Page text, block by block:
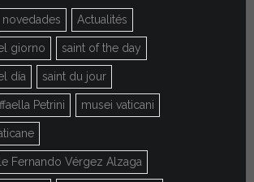
novedades Actualités
giorno saint of the day
día saint du jour
Petrini musei vaticani
Fernando Vérgez Alzaga